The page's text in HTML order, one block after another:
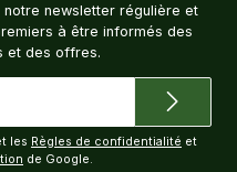
newsletter régulière et
à être informés des
et des offres.
les Règles de confidentialité et
de Google.